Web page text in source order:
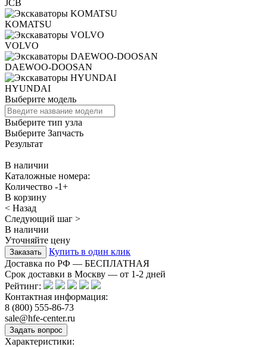
JCB
KOMATSU
VOLVO
DAEWOO-DOOSAN
HYUNDAI
Выберите модель
Выберите тип узла
Выберите Запчасть
Результат
В наличии
Каталожные номера:
Количество -1+
В корзину
< Назад
Следующий шаг >
В наличии
Уточняйте цену
Купить в один клик
Доставка по РФ — БЕСПЛАТНАЯ
Срок доставки в Москву — от 1-2 дней
Рейтинг:
Контактная информация:
8 (800) 555-86-73
sale@hfe-center.ru
Характеристики: